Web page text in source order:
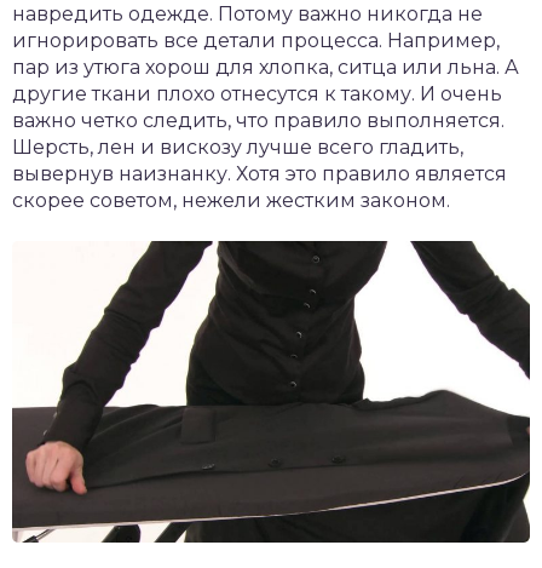
навредить одежде. Потому важно никогда не
игнорировать все детали процесса. Например,
пар из утюга хорош для хлопка, ситца или льна. А
другие ткани плохо отнесутся к такому. И очень
важно четко следить, что правило выполняется.
Шерсть, лен и вискозу лучше всего гладить,
вывернув наизнанку. Хотя это правило является
скорее советом, нежели жестким законом.